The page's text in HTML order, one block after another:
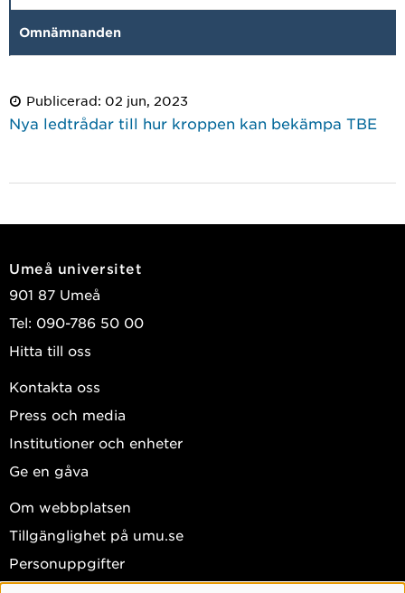
Omnämnanden
Publicerad: 02 jun, 2023
Nya ledtrådar till hur kroppen kan bekämpa TBE
Umeå universitet
901 87 Umeå
Tel: 090-786 50 00
Hitta till oss
Kontakta oss
Press och media
Institutioner och enheter
Ge en gåva
Om webbplatsen
Tillgänglighet på umu.se
Personuppgifter